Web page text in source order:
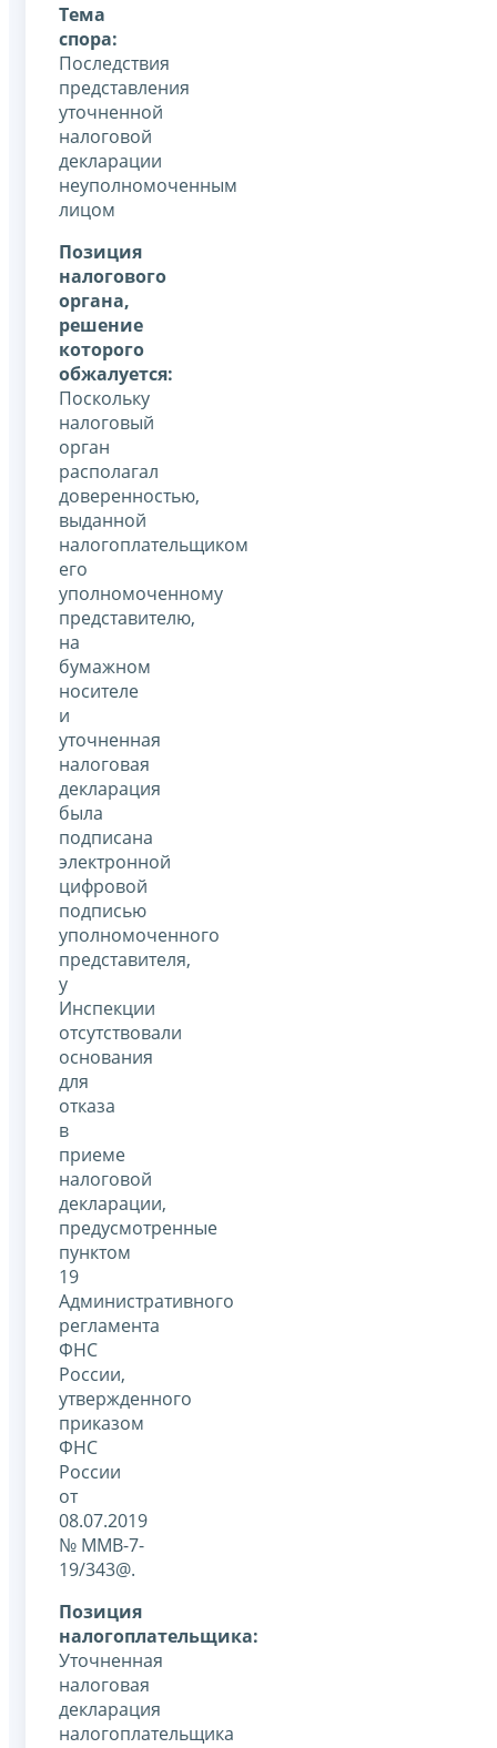
Тема
спора:
Последствия
представления
уточненной
налоговой
декларации
неуполномоченным
лицом
Позиция
налогового
органа,
решение
которого
обжалуется:
Поскольку
налоговый
орган
располагал
доверенностью,
выданной
налогоплательщиком
его
уполномоченному
представителю,
на
бумажном
носителе
и
уточненная
налоговая
декларация
была
подписана
электронной
цифровой
подписью
уполномоченного
представителя,
у
Инспекции
отсутствовали
основания
для
отказа
в
приеме
налоговой
декларации,
предусмотренные
пунктом
19
Административного
регламента
ФНС
России,
утвержденного
приказом
ФНС
России
от
08.07.2019
№ ММВ-7-
19/343@.
Позиция
налогоплательщика:
Уточненная
налоговая
декларация
налогоплательщика